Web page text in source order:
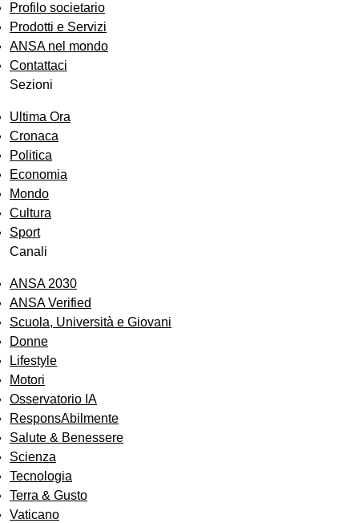
Profilo societario
Prodotti e Servizi
ANSA nel mondo
Contattaci
Sezioni
Ultima Ora
Cronaca
Politica
Economia
Mondo
Cultura
Sport
Canali
ANSA 2030
ANSA Verified
Scuola, Università e Giovani
Donne
Lifestyle
Motori
Osservatorio IA
ResponsAbilmente
Salute & Benessere
Scienza
Tecnologia
Terra & Gusto
Vaticano